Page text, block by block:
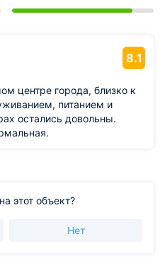
8.1
центре города, близко к
питанием и
остались довольны.
этот объект?
Нет